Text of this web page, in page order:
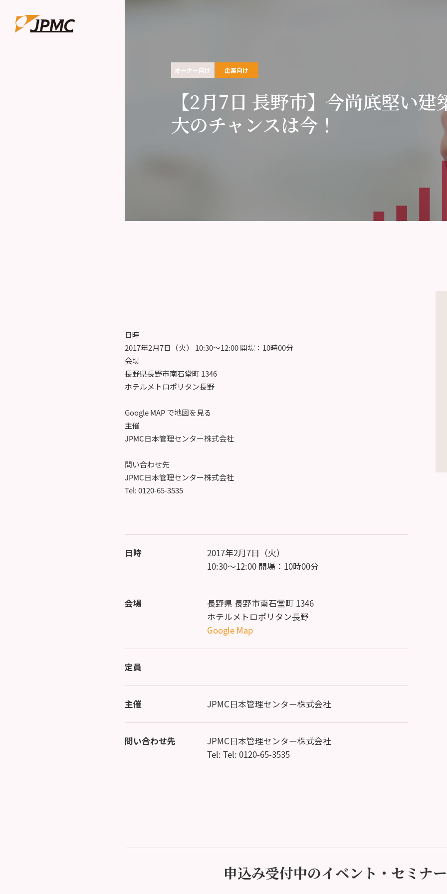
オーナー向け 企業向け
【2月7日 長野市】今尚底堅い
大のチャンスは今！
日時
2017年2月7日（火） 10:30～12:00 開場：10時00分
会場
長野県長野市南石堂町 1346
ホテルメトロポリタン長野
Google MAP で地図を見る
主催
JPMC日本管理センター株式会社
問い合わせ先
JPMC日本管理センター株式会社
Tel: 0120-65-3535
日時
2017年2月7日（火）
10:30～12:00 開場：10時00分
会場
長野県 長野市南石堂町 1346
ホテルメトロポリタン長野
Google Map
定員
主催 JPMC日本管理センター株式会社
問い合わせ先
JPMC日本管理センター株式会社
Tel: Tel: 0120-65-3535
申込み受付中のイベント・セミナー